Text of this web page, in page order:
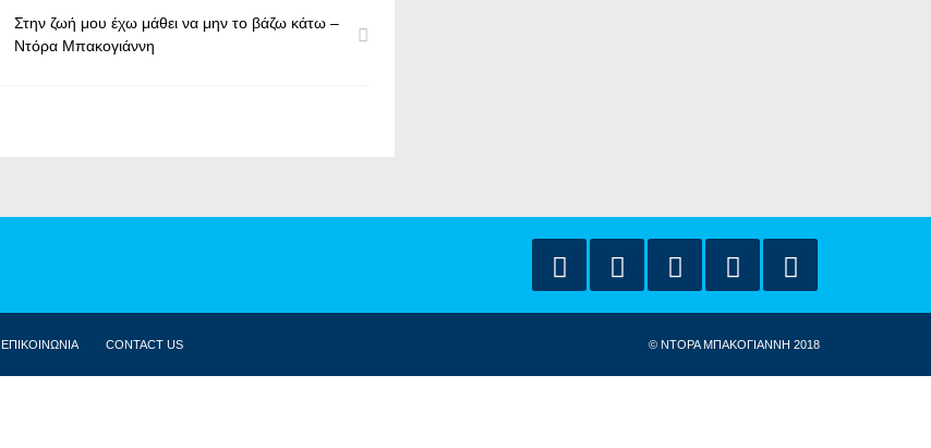
Στην ζωή μου έχω μάθει να μην το βάζω κάτω –
Ντόρα Μπακογιάννη
ΕΠΙΚΟΙΝΩΝΙΑ CONTACT US © ΝΤΟΡΑ ΜΠΑΚΟΓΙΑΝΝΗ 2018